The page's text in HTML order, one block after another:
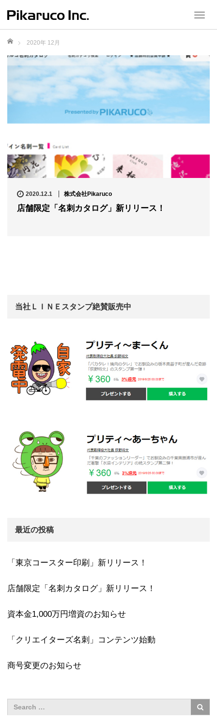
T
o
l
e
a
i
t
o
ホーム 2020年 12月
2020.12.1 株式会社Pikaruco
店舗限定「名刺カタログ」新リリース！
当社ＬＩＮＥスタンプ絶賛販売中
最近の投稿
「東京コースター印刷」新リリース！
店舗限定「名刺カタログ」新リリース！
資本金1,000万円増資のお知らせ
「クリエイターズ名刺」コンテンツ始動
商号変更のお知らせ